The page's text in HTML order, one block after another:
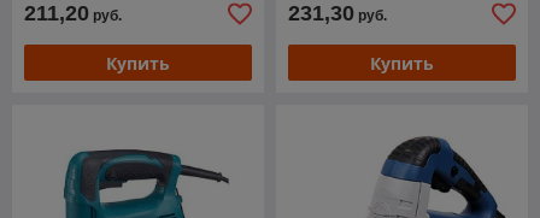
211,20 руб.
Купить
231,30 руб.
Купить